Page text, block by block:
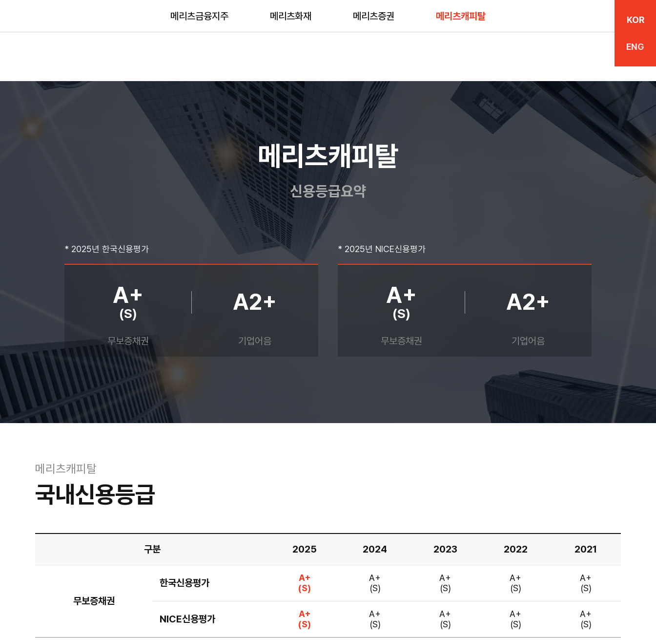
CEO인사말
메리츠금융그룹
자료
FAQ
신용등급
NEWS
보도자료 ESG정책
KOR
ENG
메리츠금융지주 메리츠화재 메리츠증권 메리츠캐피탈
메리츠캐피탈
신용등급요약
* 2025년 한국신용평가
A+
(S)
무보증채권
A2+
기업어음
* 2025년 NICE신용평가
A+
(S)
무보증채권
A2+
기업어음
메리츠캐피탈
국내신용등급
구분 2025 2024 2023 2022 2021
무보증채권
한국신용평가
A+
(S)
A+
(S)
A+
(S)
A+
(S)
A+
(S)
NICE신용평가
A+
(S)
A+
(S)
A+
(S)
A+
(S)
A+
(S)